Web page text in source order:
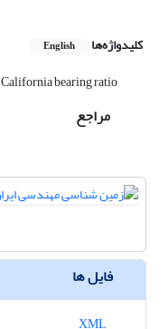
کلیدواژه‌ها English
California bearing ratio
مراجع
فایل ها